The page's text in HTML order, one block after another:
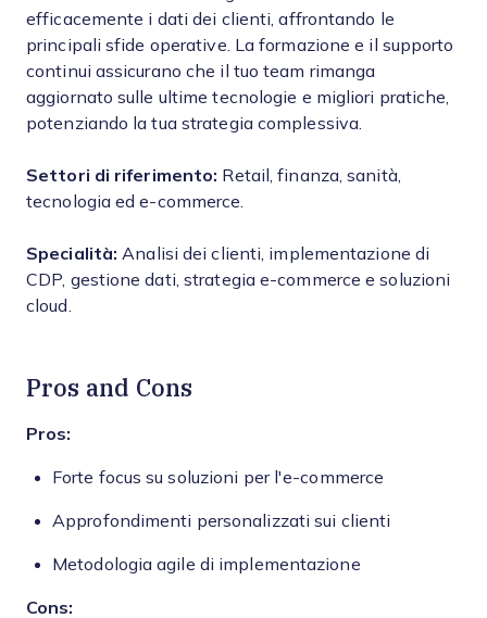
efficacemente i dati dei clienti, affrontando le
principali sfide operative. La formazione e il supporto
continui assicurano che il tuo team rimanga
aggiornato sulle ultime tecnologie e migliori pratiche,
potenziando la tua strategia complessiva.
Settori di riferimento: Retail, finanza, sanità,
tecnologia ed e-commerce.
Specialità: Analisi dei clienti, implementazione di
CDP, gestione dati, strategia e-commerce e soluzioni
cloud.
Pros and Cons
Pros:
Forte focus su soluzioni per l'e-commerce
Approfondimenti personalizzati sui clienti
Metodologia agile di implementazione
Cons: